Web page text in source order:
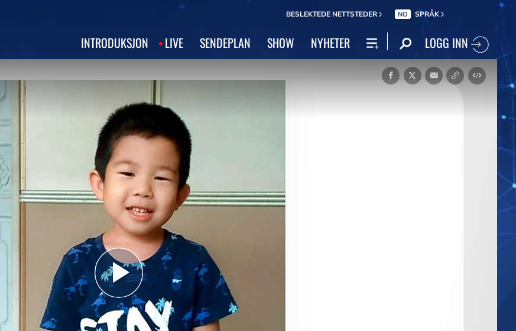
BESLEKTEDE NETTSTEDER NO SPRÅK
INTRODUKSJON LIVE SENDEPLAN SHOW NYHETER LOGG INN
Play